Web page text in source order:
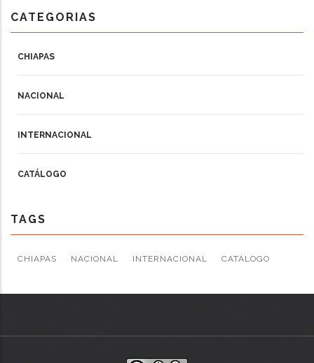
CATEGORIAS
CHIAPAS
NACIONAL
INTERNACIONAL
CATÁLOGO
TAGS
CHIAPAS NACIONAL INTERNACIONAL CATÁLOGO